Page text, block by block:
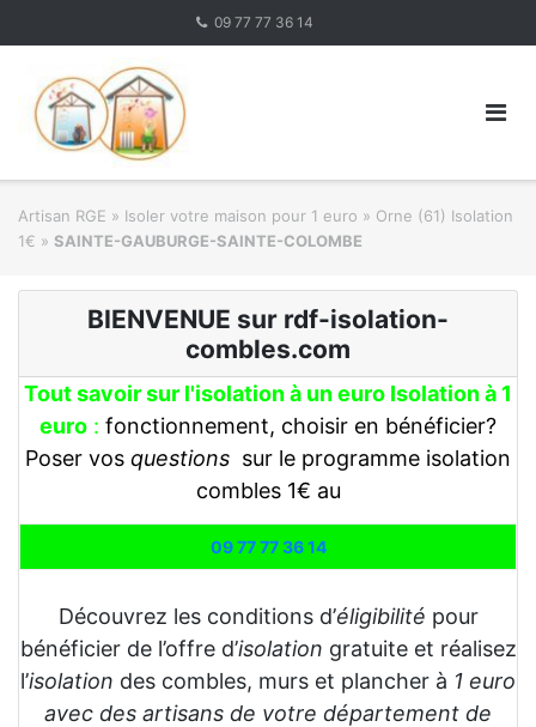
09 77 77 36 14
Artisan RGE » Isoler votre maison pour 1 euro » Orne (61) Isolation
1€ » SAINTE-GAUBURGE-SAINTE-COLOMBE
BIENVENUE sur rdf-isolation-
combles.com
Tout savoir sur l'isolation à un euro Isolation à 1
euro : fonctionnement, choisir en bénéficier?
Poser vos questions sur le programme isolation
combles 1€ au
09 77 77 36 14
Découvrez les conditions d’éligibilité pour
bénéficier de l’offre d’isolation gratuite et réalisez
l’isolation des combles, murs et plancher à 1 euro
avec des artisans de votre département de